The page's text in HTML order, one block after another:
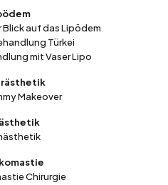
auf das Lipödem
Türkei
mit Vaser Lipo
Makeover
Chirurgie